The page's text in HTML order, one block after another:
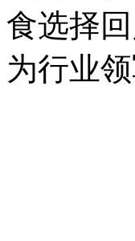
食选择
为行业